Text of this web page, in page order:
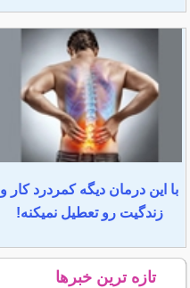
با این درمان دیگه کمردرد کار و
زندگیت رو تعطیل نمیکنه!
تازه ترین خبرها